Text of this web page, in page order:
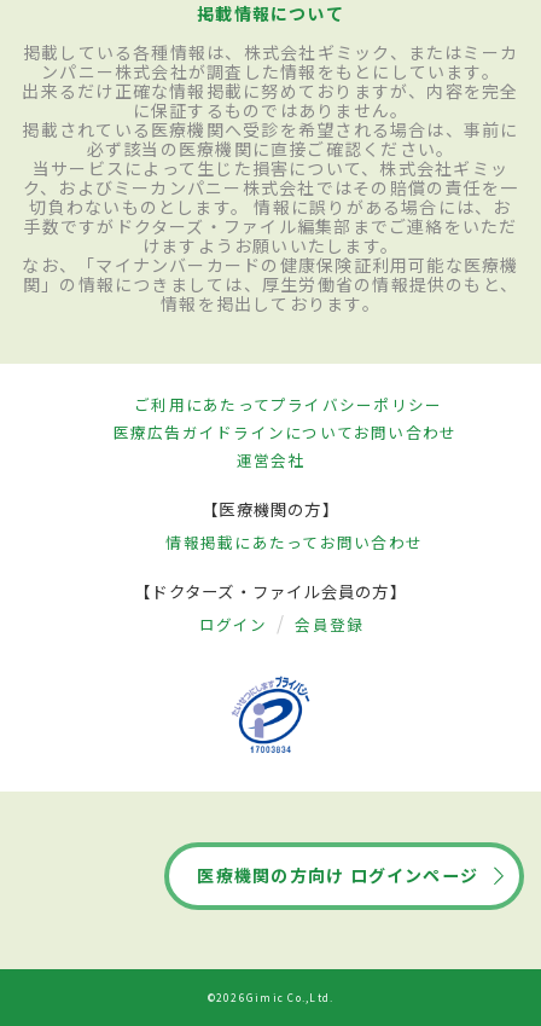
掲載情報について
掲載している各種情報は、株式会社ギミック、またはミーカ
ンパニー株式会社が調査した情報をもとにしています。
出来るだけ正確な情報掲載に努めておりますが、内容を完全
に保証するものではありません。
掲載されている医療機関へ受診を希望される場合は、事前に
必ず該当の医療機関に直接ご確認ください。
当サービスによって生じた損害について、株式会社ギミッ
ク、およびミーカンパニー株式会社ではその賠償の責任を一
切負わないものとします。 情報に誤りがある場合には、お
手数ですがドクターズ・ファイル編集部までご連絡をいただ
けますようお願いいたします。
なお、「マイナンバーカードの健康保険証利用可能な医療機
関」の情報につきましては、厚生労働省の情報提供のもと、
情報を掲出しております。
ご利用にあたってプライバシーポリシー
医療広告ガイドラインについてお問い合わせ
運営会社
【医療機関の方】
情報掲載にあたって お問い合わせ
【ドクターズ・ファイル会員の方】
ログイン 会員登録
医療機関の方向け ログインページ
©2026Gimic Co.,Ltd.